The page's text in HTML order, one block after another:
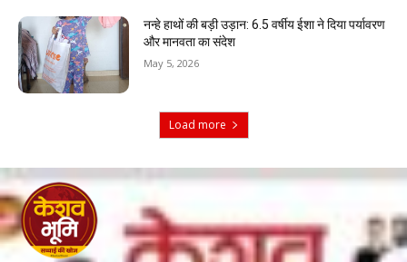
नन्हे हाथों की बड़ी उड़ान: 6.5 वर्षीय ईशा ने दिया पर्यावरण
और मानवता का संदेश
May 5, 2026
Load more